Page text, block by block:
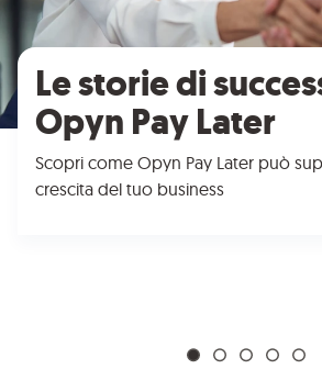
Le storie di
Opyn Pay Later
Scopri come Opyn Pay Later può
crescita del tuo business